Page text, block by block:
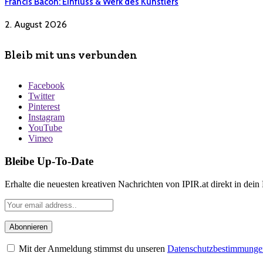
2. August 2026
Bleib mit uns verbunden
Facebook
Twitter
Pinterest
Instagram
YouTube
Vimeo
Bleibe Up-To-Date
Erhalte die neuesten kreativen Nachrichten von IPIR.at direkt in dein
Mit der Anmeldung stimmst du unseren